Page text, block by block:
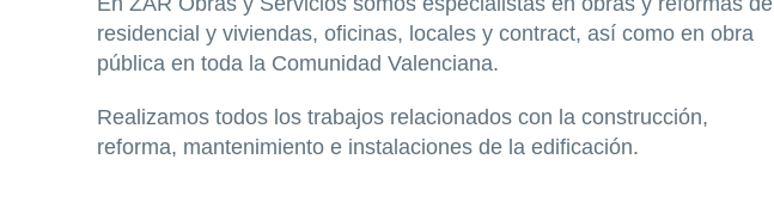
residencial y viviendas, oficinas, locales y contract, así como en obra
pública en toda la Comunidad Valenciana.
Realizamos todos los trabajos relacionados con la construcción,
reforma, mantenimiento e instalaciones de la edificación.